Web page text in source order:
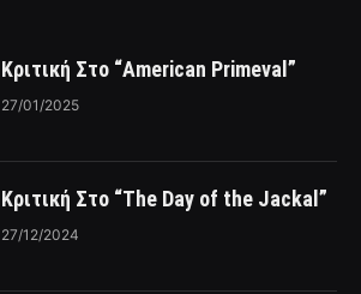
Κριτική Στο “American Primeval”
27/01/2025
Κριτική Στο “The Day of the Jackal”
27/12/2024